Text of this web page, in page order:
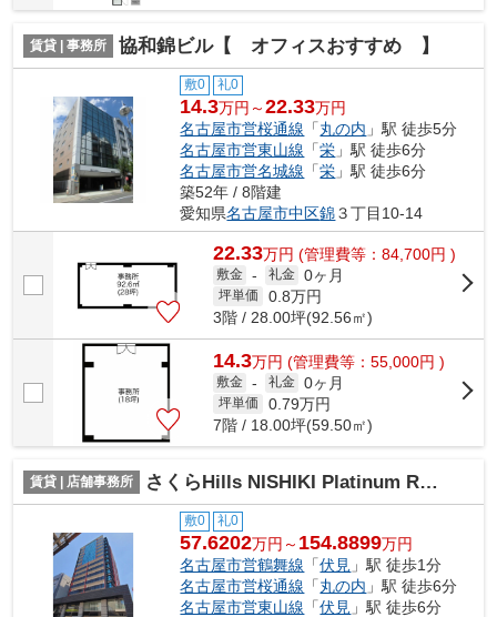
賃貸 | 事務所 協和錦ビル【 オフィスおすすめ 】
敷0 礼0
14.3万円～22.33万円
名古屋市営桜通線 「丸の内 」駅 徒歩5分
名古屋市営東山線 「栄 」駅 徒歩6分
名古屋市営名城線 「栄 」駅 徒歩6分
築52年 / 8階建
愛知県名古屋市中区錦３丁目10-14
22.33万円 (管理費等：84,700円 )
敷金 - 礼金 0ヶ月
坪単価 0.8万円
3階 / 28.00坪(92.56㎡)
14.3万円 (管理費等：55,000円 )
敷金 - 礼金 0ヶ月
坪単価 0.79万円
7階 / 18.00坪(59.50㎡)
賃貸 | 店舗事務所 さくらHills NISHIKI Platinum Residence
敷0 礼0
57.6202万円～ 154.8899万円
名古屋市営鶴舞線 「伏見 」駅 徒歩1分
名古屋市営桜通線 「丸の内 」駅 徒歩6分
名古屋市営東山線 「伏見 」駅 徒歩6分